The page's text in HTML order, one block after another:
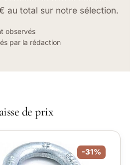
au total sur notre sélection.
observés
par la rédaction
de prix
-31%